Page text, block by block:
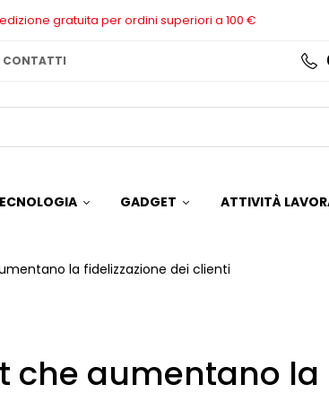
gratuita per ordini superiori a 100 €
CONTATTI
GADGET ATTIVITÀ
la fidelizzazione dei clienti
che aumentano la